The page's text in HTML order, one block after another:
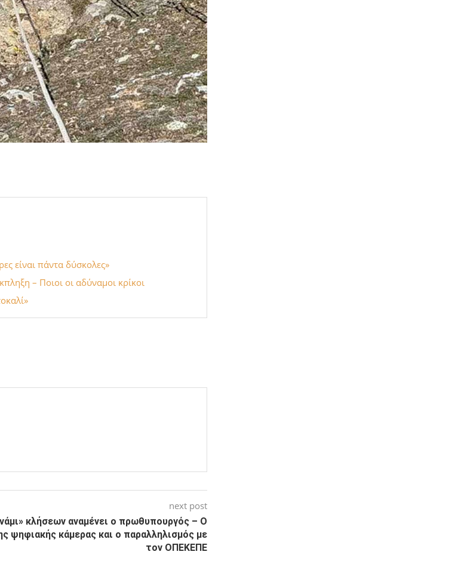
είναι πάντα δύσκολες»
– Ποιοι οι αδύναμοι κρίκοι
next post
κλήσεων αναμένει ο πρωθυπουργός – Ο
ψηφιακής κάμερας και ο παραλληλισμός με
τον ΟΠΕΚΕΠΕ